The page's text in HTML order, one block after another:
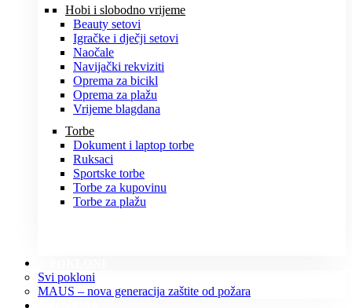
Hobi i slobodno vrijeme
Beauty setovi
Igračke i dječji setovi
Naočale
Navijački rekviziti
Oprema za bicikl
Oprema za plažu
Vrijeme blagdana
Torbe
Dokument i laptop torbe
Ruksaci
Sportske torbe
Torbe za kupovinu
Torbe za plažu
Svi pokloni
MAUS – nova generacija zaštite od požara